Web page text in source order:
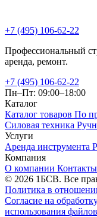
+7 (495) 106-62-22
Профессиональный
аренда, ремонт.
+7 (495) 106-62-22
Пн–Пт: 09:00–18:00
Каталог
Каталог товаров По
Силовая техника
Услуги
Аренда инструмента
Компания
О компании Контакты
© 2026 1БСВ. Все
Политика в
Согласие на
использования